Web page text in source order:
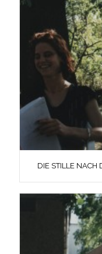
DIE STILLE